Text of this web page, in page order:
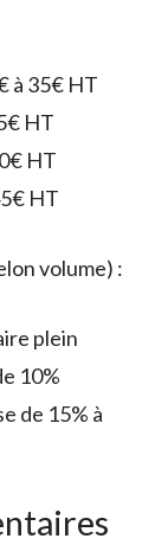
à 35€ HT
HT
HT
HT
volume) :
plein
10%
de 15% à